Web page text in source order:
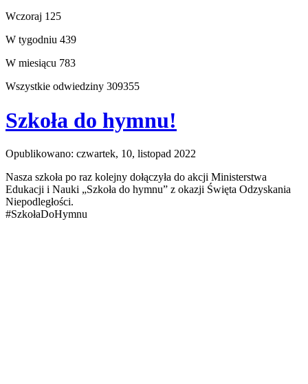
Wczoraj 125
W tygodniu 439
W miesiącu 783
Wszystkie odwiedziny 309355
Szkoła do hymnu!
Opublikowano: czwartek, 10, listopad 2022
Nasza szkoła po raz kolejny dołączyła do akcji Ministerstwa
Edukacji i Nauki „Szkoła do hymnu” z okazji Święta Odzyskania
Niepodległości.
#SzkołaDoHymnu